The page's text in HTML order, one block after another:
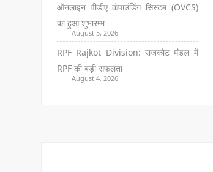
ऑनलाइन वीडीए कंपाउंडिंग सिस्टम (OVCS)
का हुआ शुभारम्भ
August 5, 2026
RPF Rajkot Division: राजकोट मंडल में
RPF की बड़ी सफलता
August 4, 2026